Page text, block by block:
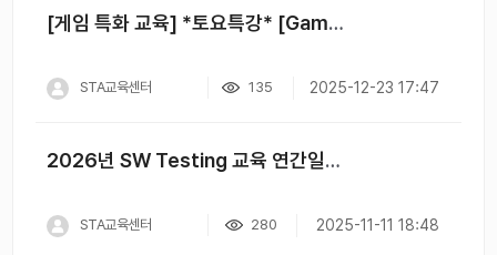
[게임 특화 교육] *토요특강* [Game QA Engineering] 원데이 클래스
STA교육센터 135 2025-12-23 17:47
2026년 SW Testing 교육 연간일정 공개!
STA교육센터 280 2025-11-11 18:48